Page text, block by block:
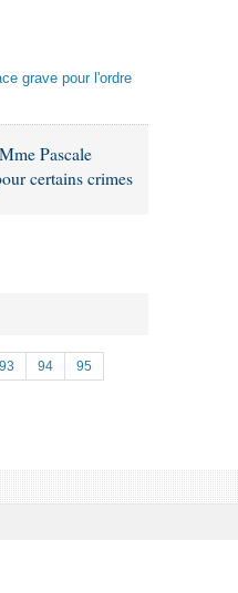
grave pour l'ordre
Pascale
certains crimes
93 94
95